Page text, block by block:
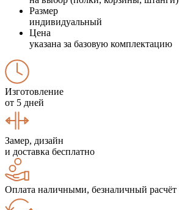
Размер
индивидуальный
Цена
указана за базовую комплектацию
Изготовление
от 5 дней
Замер, дизайн
и доставка бесплатно
Оплата наличными, безналичный расчёт